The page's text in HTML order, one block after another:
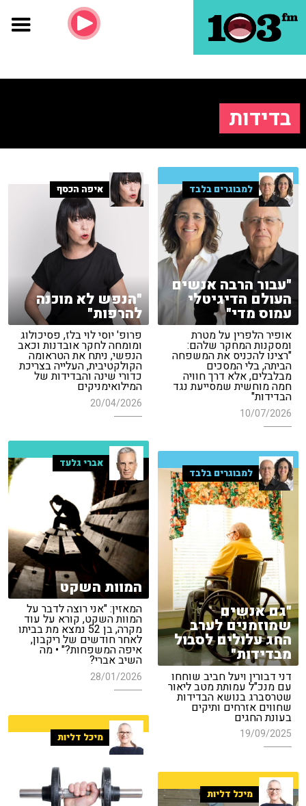
בדידות
למבוגרים בלבד
"עבור הרבה אנשים
העולם הדיגיטלי
עמוס מדי"
אופיר הלפרין על מטרת
ומסקנות המחקר שלהם:
"רצינו להכניס את המשפחה
הביתה, בלי המסכים
מבלבלים, אלא דרך חוויה
חמה מוחשית שמסייעת נגד
הבדידות"
10/07/2026
איפה הכסף
"הנפש לא מוכנה
להרפות"
פרופ' יוסי לוי בלז, פסיכולוג
ומומחה לחקר אובדנות וכאב
הנפשי, ניתח את הטראומה
הקולקטיבית, העלייה בצריכת
כדורי שינה והבדידות של
המילואימניקים
20/04/2026
אברי גלעד
המוות השקט
המאזין: "אני רוצה לדבר על
המוות השקט, קורא על עוד
מקרה, בן 52 נמצא מת בביתו
לאחר חודשים של ריקבון,
איפה המשפחות?" • מה
השיב אברי?
28/01/2026
למבוגרים בלבד
"גם אנשים
שמוזמנים לערב
החג עלולים לסבול
מבדידות"
דני דבורין ויעל חביב שוחחו
עם מנכ"ל עמותת מטב ליאור
שטרסברג בנושא הבדידות
שחווים אזרחים ותיקים
בעונת החגים
19/09/2025 מיכל דליות
מיכל דליות